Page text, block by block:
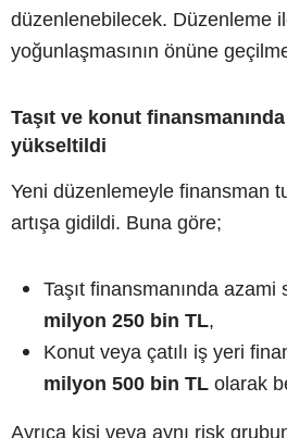
düzenlenebilecek. Düzenleme
yoğunlaşmasının önüne
Taşıt ve konut
yükseltildi
Yeni düzenlemeyle finansman
artışa gidildi. Buna göre;
Taşıt finansmanında azami
milyon 250 bin TL,
Konut veya çatılı iş yeri
milyon 500 bin TL olarak
Ayrıca kişi veya aynı risk